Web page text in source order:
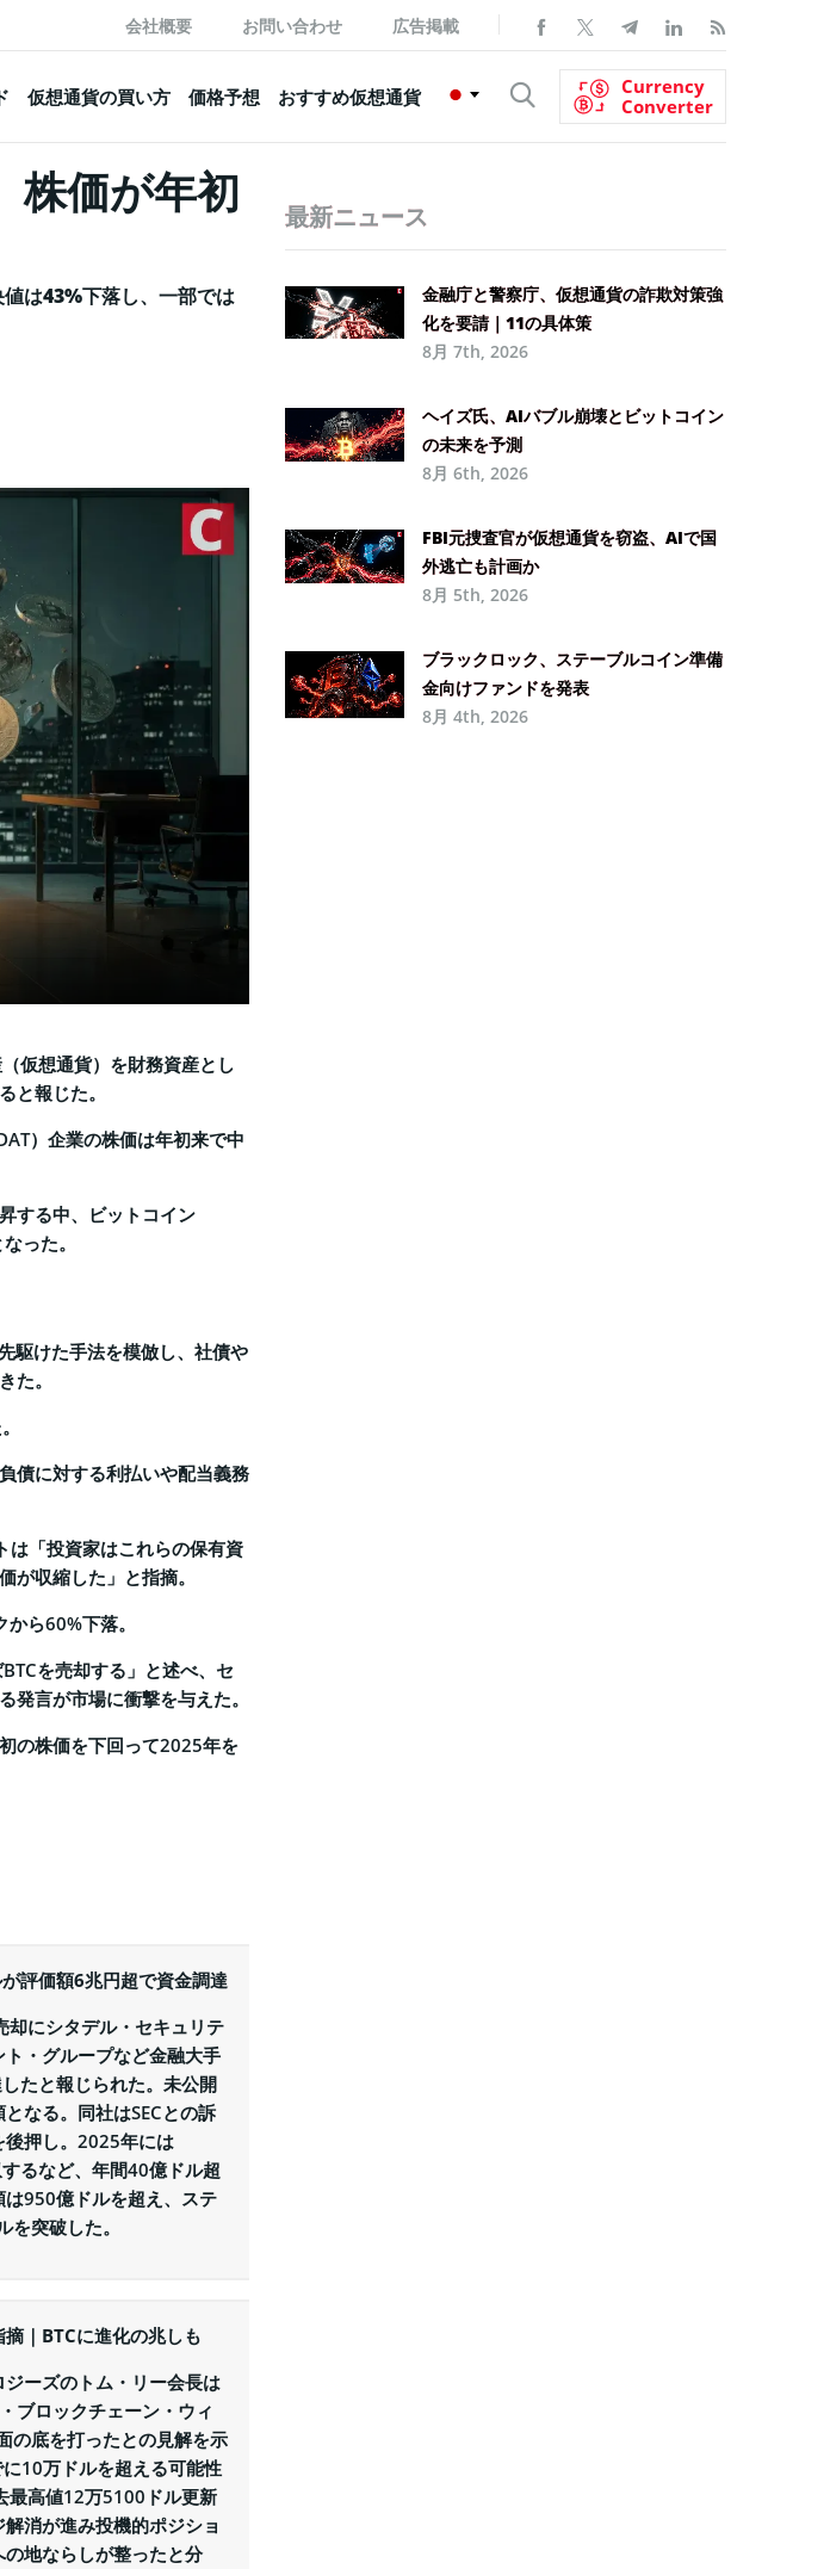
会社概要 お問い合わせ 広告掲載
仮想通貨の買い方 価格予想 おすすめ仮想通貨
Currency
Converter
株価が年初
は43%下落し、一部では
仮想通貨）を財務資産とし
と報じた。
）企業の株価は年初来で中
する中、ビットコイン
った。
駆けた手法を模倣し、社債や
た。
債に対する利払いや配当義務
は「投資家はこれらの保有資
が収縮した」と指摘。
ら60%下落。
を売却する」と述べ、セ
発言が市場に衝撃を与えた。
の株価を下回って2025年を
評価額6兆円超で資金調達
却にシタデル・セキュリテ
・グループなど金融大手
たと報じられた。未公開
なる。同社はSECとの訴
後押し。2025年には
るなど、年間40億ドル超
950億ドルを超え、ステ
突破した。
｜BTCに進化の兆しも
ーズのトム・リー会長は
ブロックチェーン・ウィ
の底を打ったとの見解を示
10万ドルを超える可能性
最高値12万5100ドル更新
消が進み投機的ポジショ
地ならしが整ったと分
最新ニュース
金融庁と警察庁、仮想通貨の詐欺対策強
化を要請｜11の具体策
8月 7th, 2026
ヘイズ氏、AIバブル崩壊とビットコイン
の未来を予測
8月 6th, 2026
FBI元捜査官が仮想通貨を窃盗、AIで国
外逃亡も計画か
8月 5th, 2026
ブラックロック、ステーブルコイン準備
金向けファンドを発表
8月 4th, 2026